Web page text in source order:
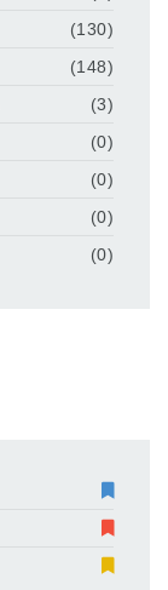
(130)
(148)
(3)
(0)
(0)
(0)
(0)